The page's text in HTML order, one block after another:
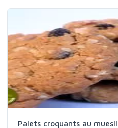
Palets croquants au muesli